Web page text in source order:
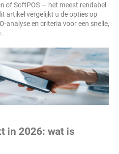
of SoftPOS — het meest rendabel
artikel vergelijkt u de opties op
analyse en criteria voor een snelle,
in 2026: wat is